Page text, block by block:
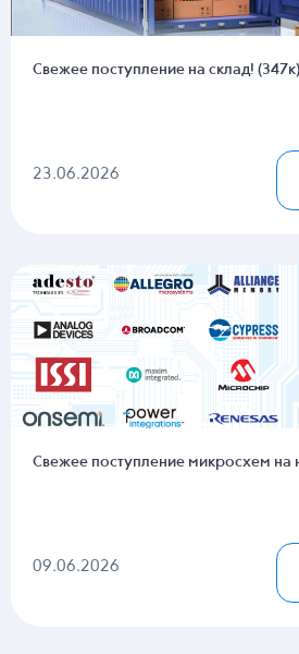
Свежее поступление на склад! (347к)
23.06.2026
Свежее поступление микросхем на
09.06.2026